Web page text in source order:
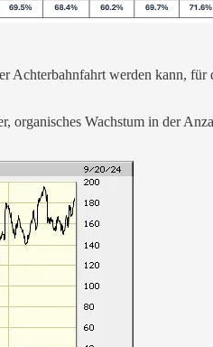
Achterbahnfahrt werden kann,
organisches Wachstum in der